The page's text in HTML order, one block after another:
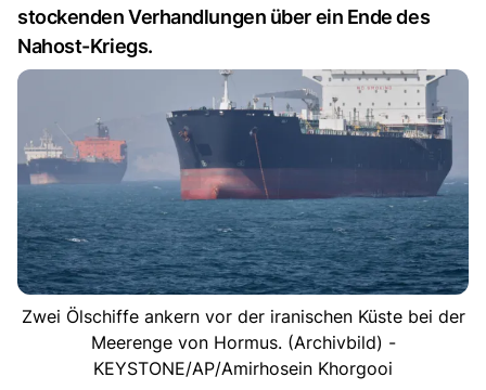
stockenden Verhandlungen über ein Ende des
Nahost-Kriegs.
Zwei Ölschiffe ankern vor der iranischen Küste bei der
Meerenge von Hormus. (Archivbild) -
KEYSTONE/AP/Amirhosein Khorgooi